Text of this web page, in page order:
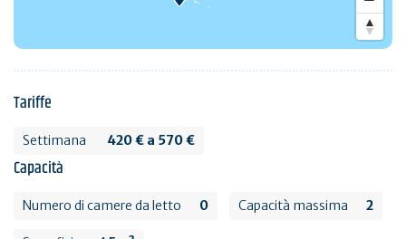
Tariffe
Settimana 420 € a 570 €
Capacità
Numero di camere da letto 0 Capacità massima 2